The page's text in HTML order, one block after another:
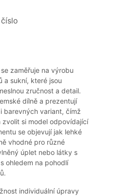
se zaměřuje na výrobu
a sukní, které jsou
zručnost a detail.
dílně a prezentují
barevných variant, čímž
si model odpovídající
se objevují jak lehké
vhodné pro různé
úplet nebo látky s
ohledem na pohodlí
individuální úpravy